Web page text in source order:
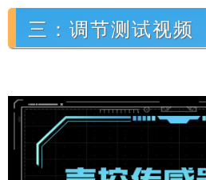
三：调节测试视频